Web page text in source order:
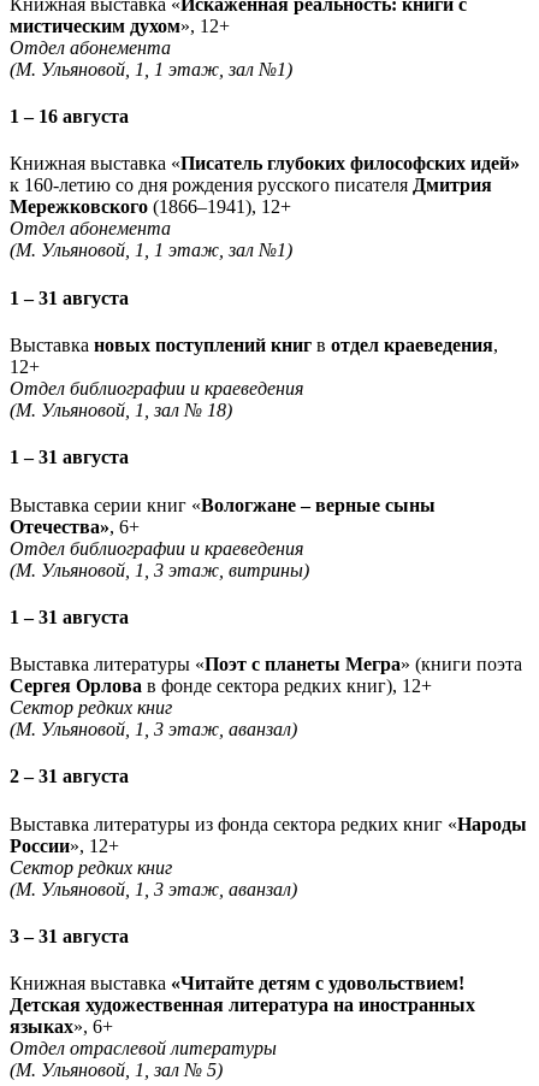
Книжная выставка «Искаженная реальность: книги с
мистическим духом», 12+
Отдел абонемента
(М. Ульяновой, 1, 1 этаж, зал №1)
1 – 16 августа
Книжная выставка «Писатель глубоких философских идей»
к 160-летию со дня рождения русского писателя Дмитрия
Мережковского (1866–1941), 12+
Отдел абонемента
(М. Ульяновой, 1, 1 этаж, зал №1)
1 – 31 августа
Выставка новых поступлений книг в отдел краеведения,
12+
Отдел библиографии и краеведения
(М. Ульяновой, 1, зал № 18)
1 – 31 августа
Выставка серии книг «Вологжане – верные сыны
Отечества», 6+
Отдел библиографии и краеведения
(М. Ульяновой, 1, 3 этаж, витрины)
1 – 31 августа
Выставка литературы «Поэт с планеты Мегра» (книги поэта
Сергея Орлова в фонде сектора редких книг), 12+
Сектор редких книг
(М. Ульяновой, 1, 3 этаж, аванзал)
2 – 31 августа
Выставка литературы из фонда сектора редких книг «Народы
России», 12+
Сектор редких книг
(М. Ульяновой, 1, 3 этаж, аванзал)
3 – 31 августа
Книжная выставка «Читайте детям с удовольствием!
Детская художественная литература на иностранных
языках», 6+
Отдел отраслевой литературы
(М. Ульяновой, 1, зал № 5)